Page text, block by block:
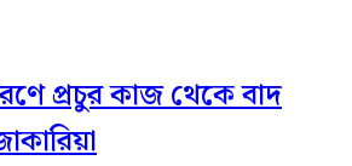
প্রচুর কাজ থেকে বাদ